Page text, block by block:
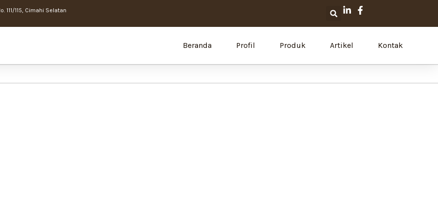
111/115, Cimahi Selatan Search
Beranda Profil Produk Artikel Kontak